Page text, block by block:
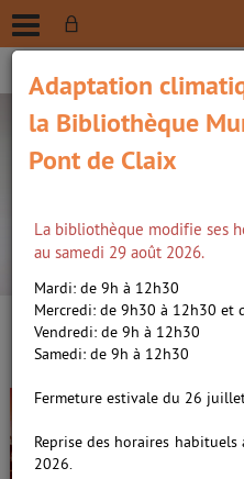
Comme
dans une
Leroy,
Adaptation
la Bibliothèque
Pont de Claix
La bibliothèque modifie ses
au samedi 29 août 2026.
Mardi: de 9h à 12h30
Mercredi: de 9h30 à 12h30 et
Vendredi: de 9h à 12h30
Samedi: de 9h à 12h30
Fermeture estivale du 26
Reprise des horaires
2026.